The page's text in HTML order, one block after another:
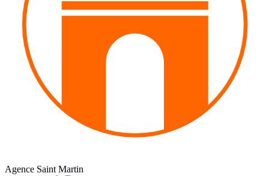
Agence Saint Martin